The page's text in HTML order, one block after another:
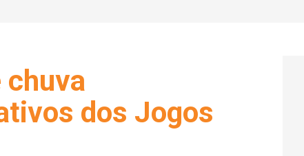
chuva
dos Jogos